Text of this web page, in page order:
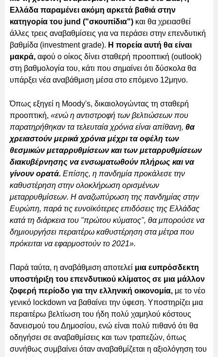
Ελλάδα παραμένει ακόμη αρκετά βαθιά στην
κατηγορία του jund ("σκουπίδια") και θα χρειασθεί
άλλες τρεις αναβαθμίσεις για να περάσει στην επενδυτική
βαθμίδα (investment grade). Η πορεία αυτή θα είναι
μακρά, αφού ο οίκος δίνει σταθερή προοπτική (outlook)
στη βαθμολογία του, κάτι που σημαίνει ότι δύσκολα θα
υπάρξει νέα αναβάθμιση μέσα στο επόμενο 12μηνο.
Όπως εξηγεί η Moody's, δικαιολογώντας τη σταθερή
προοπτική, «ενώ η αντιστροφή των βελτιώσεων που
παρατηρήθηκαν τα τελευταία χρόνια είναι απίθανη, θα
χρειαστούν μερικά χρόνια μέχρι τα οφέλη των
θεσμικών μεταρρυθμίσεων και των μεταρρυθμίσεων
διακυβέρνησης να ενσωματωθούν πλήρως και να
γίνουν ορατά. Επίσης, η πανδημία προκάλεσε την
καθυστέρηση στην ολοκλήρωση ορισμένων
μεταρρυθμίσεων. Η αναζωπύρωση της πανδημίας στην
Ευρώπη, παρά τις ευνοϊκότερες επιδόσεις της Ελλάδας
κατά τη διάρκεια του "πρώτου κύματος", θα μπορούσε να
δημιουργήσει περαιτέρω καθυστέρηση στα μέτρα που
πρόκειται να εφαρμοστούν το 2021».
Παρά ταύτα, η αναβάθμιση αποτελεί μια ευπρόσδεκτη
υποστήριξη του επενδυτικού κλίματος σε μια μάλλον
ζοφερή περίοδο για την ελληνική οικονομία, με το νέο
γενικό lockdown να βαθαίνει την ύφεση. Υποστηρίζει μια
περαιτέρω βελτίωση του ήδη πολύ χαμηλού κόστους
δανεισμού του Δημοσίου, ενώ είναι πολύ πιθανό ότι θα
οδηγήσει σε αναβαθμίσεις και των τραπεζών, όπως
συνήθως συμβαίνει όταν αναβαθμίζεται η αξιολόγηση του